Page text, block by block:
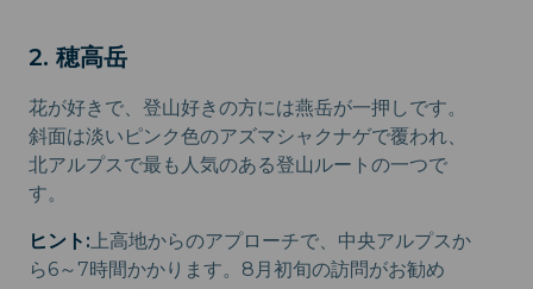
2. 穂高岳
花が好きで、登山好きの方には燕岳が一押しです。
斜面は淡いピンク色のアズマシャクナゲで覆われ、
北アルプスで最も人気のある登山ルートの一つで
す。
ヒント: 上高地からのアプローチで、中央アルプスか
ら6～7時間かかります。8月初旬の訪問がお勧め